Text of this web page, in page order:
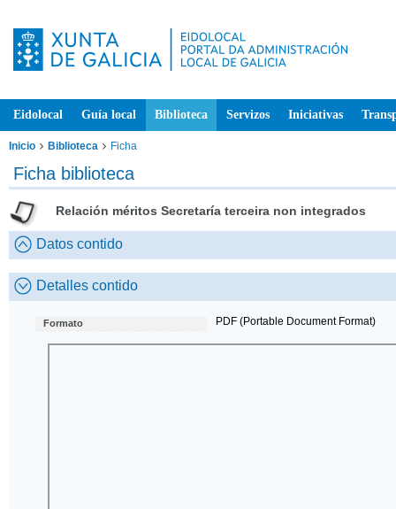
Eidolocal Guía local Biblioteca Servizos Iniciativas
Inicio Biblioteca Ficha
Ficha biblioteca
Relación méritos Secretaría terceira non integrados
Datos contido
Detalles contido
Formato PDF (Portable Document Format)